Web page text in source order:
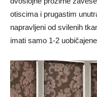
otiscima i prugastim
napravljeni od svilenih
imati samo 1-2